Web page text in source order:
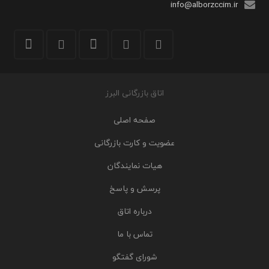
info@alborzccim.ir
اتاق بازرگانی البرز
صفحه اصلی
عضویت و کارت بازرگانی
هیات نمایندگان
پرسش و پاسخ
درباره اتاق
تماس با ما
شورای گفتگو